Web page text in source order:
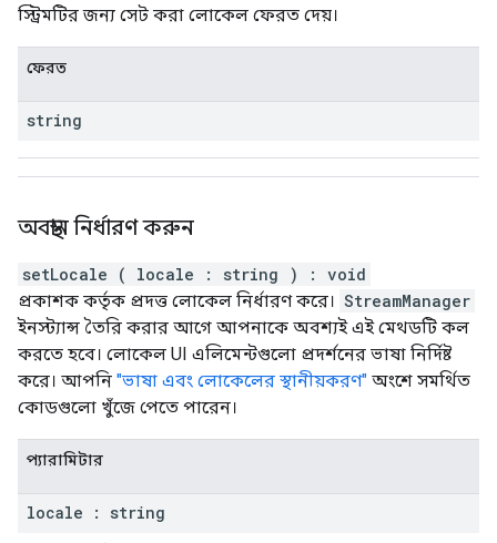
স্ট্রিমটির জন্য সেট করা লোকেল ফেরত দেয়।
ফেরত
string
অবস্থান নির্ধারণ করুন
setLocale ( locale : string ) :
void
প্রকাশক কর্তৃক প্রদত্ত লোকেল নির্ধারণ করে। StreamManager
ইনস্ট্যান্স তৈরি করার আগে আপনাকে অবশ্যই এই মেথডটি কল
করতে হবে। লোকেল UI এলিমেন্টগুলো প্রদর্শনের ভাষা নির্দিষ্ট
করে। আপনি "ভাষা এবং লোকেলের স্থানীয়করণ" অংশে সমর্থিত
কোডগুলো খুঁজে পেতে পারেন।
প্যারামিটার
locale : string